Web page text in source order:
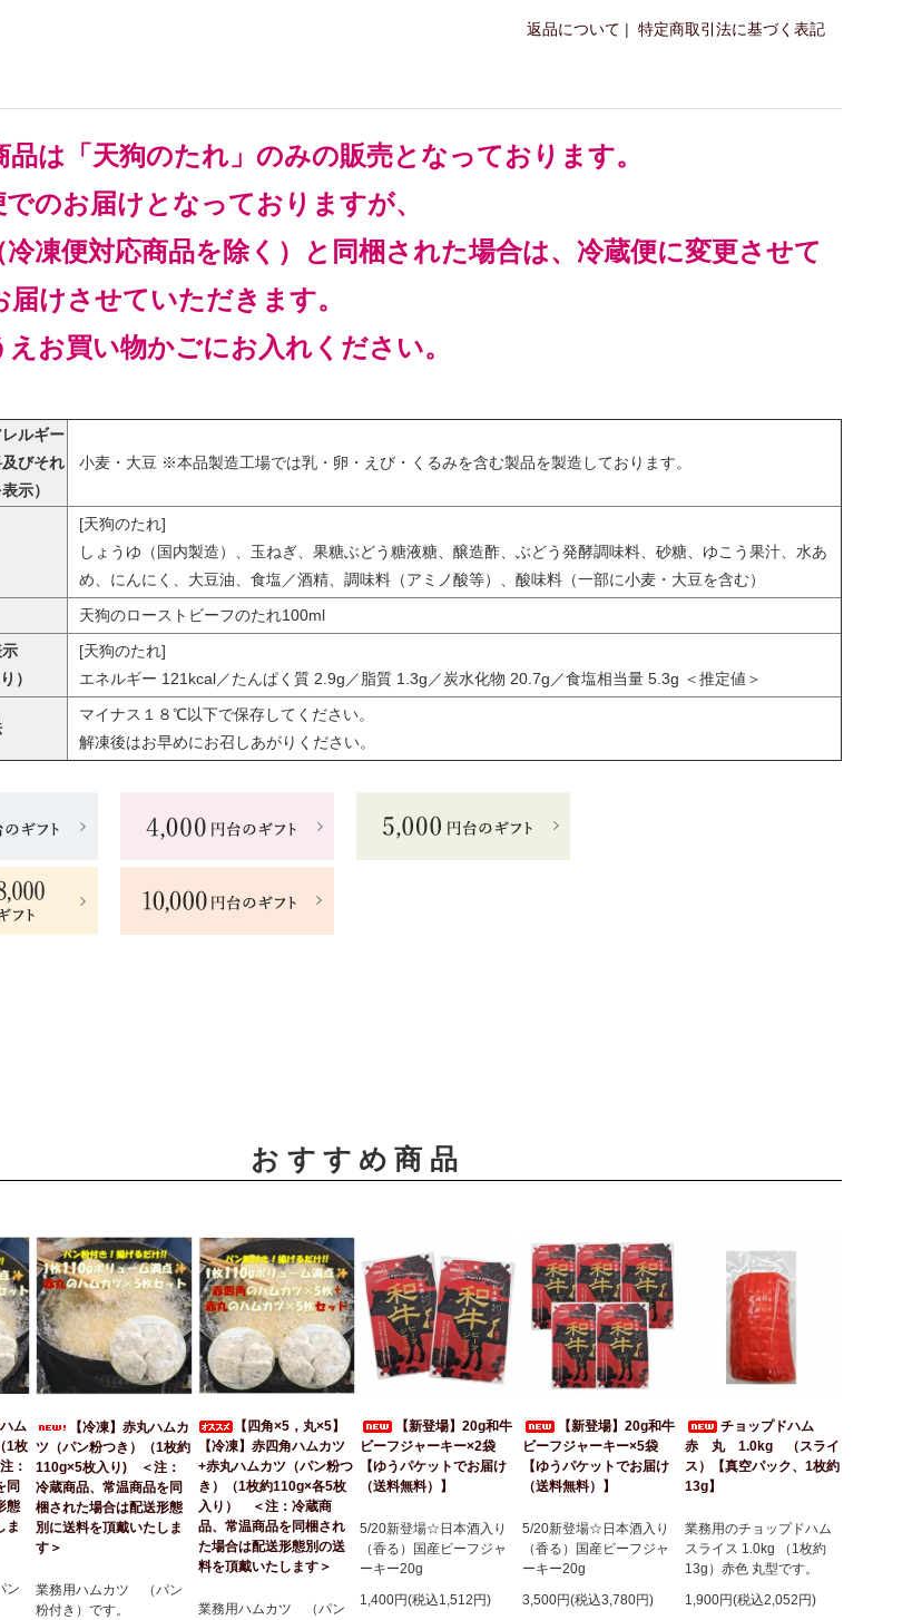
返品について | 特定商取引法に基づく表記
品は「天狗のたれ」のみの販売となっております。
のお届けとなっておりますが、
凍便対応商品を除く）と同梱された場合は、冷蔵便に変更させて
届けさせていただきます。
えお買い物かごにお入れください。
ルギー
びそれ
示）
小麦・大豆 ※本品製造工場では乳・卵・えび・くるみを含む製品を製造しております。
[天狗のたれ]
しょうゆ（国内製造）、玉ねぎ、果糖ぶどう糖液糖、醸造酢、ぶどう発酵調味料、砂糖、ゆこう果汁、水あ
め、にんにく、大豆油、食塩／酒精、調味料（アミノ酸等）、酸味料（一部に小麦・大豆を含む）
天狗のローストビーフのたれ100ml
）
[天狗のたれ]
エネルギー 121kcal／たんぱく質 2.9g／脂質 1.3g／炭水化物 20.7g／食塩相当量 5.3g ＜推定値＞
マイナス１８℃以下で保存してください。
解凍後はお早めにお召しあがりください。
おすすめ商品
ム
1枚
：
同
態
ま
ン
【冷凍】赤丸ハムカ
ツ（パン粉つき）（1枚約
110g×5枚入り) ＜注：
冷蔵商品、常温商品を同
梱された場合は配送形態
別に送料を頂戴いたしま
す＞
業務用ハムカツ （パン
粉付き）です。
【四角×5，丸×5】
【冷凍】赤四角ハムカツ
+赤丸ハムカツ（パン粉つ
き）（1枚約110g×各5枚
入り） ＜注：冷蔵商
品、常温商品を同梱され
た場合は配送形態別の送
料を頂戴いたします＞
業務用ハムカツ （パン
【新登場】20g和牛
ビーフジャーキー×2袋
【ゆうパケットでお届け
（送料無料）】
5/20新登場☆日本酒入り
（香る）国産ビーフジャ
ーキー20g
1,400円(税込1,512円)
【新登場】20g和牛
ビーフジャーキー×5袋
【ゆうパケットでお届け
（送料無料）】
5/20新登場☆日本酒入り
（香る）国産ビーフジャ
ーキー20g
3,500円(税込3,780円)
チョップドハム
赤 丸 1.0kg （スライ
ス）【真空パック、1枚約
13g】
業務用のチョップドハム
スライス 1.0kg （1枚約
13g）赤色 丸型です。
1,900円(税込2,052円)